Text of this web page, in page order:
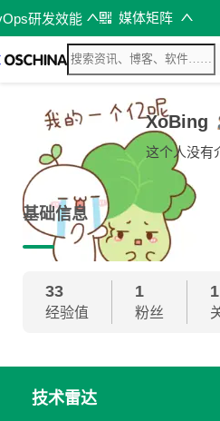
研发效能 媒体矩阵
XoBing
这个人没有
基础信息
33
经验值
1
粉丝
1
技术雷达